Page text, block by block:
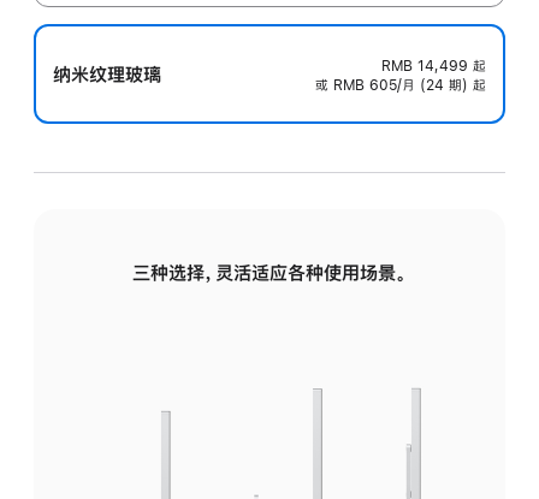
纳米纹理玻璃 RMB 14,499 起
或 RMB 605/月 (24 期) 起
三种选择，灵活适应各种使用场景。